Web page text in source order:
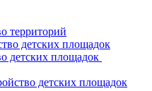
территорий
детских площадок
детских площадок